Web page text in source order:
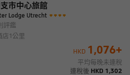
一下。歐陸式早餐（收費）供應時間
，週末 07:00 至 10:30。 特色服務/
堂免費報紙和乾洗/洗衣服務。這家
和14 間會議室。酒店提供收費自助停
吧和平板電視；您定能在旅途中找到家
足您的娛樂需求。配備獨立的浴缸和
用品和吹風機。便利設施包括電話，
市中心旅館
Lodge Utrecht
評鑑
店1公里
HKD 1,076+
平均每晚未連稅
連稅後 HKD 1,302